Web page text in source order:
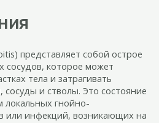
представляет собой острое
сосудов, которое может
тела и затрагивать
сосуды и стволы. Это состояние
локальных гнойно-
или инфекций, возникающих на